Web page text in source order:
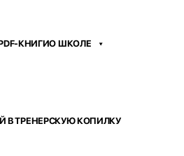
КНИГИО ШКОЛЕ
В ТРЕНЕРСКУЮ КОПИЛКУ